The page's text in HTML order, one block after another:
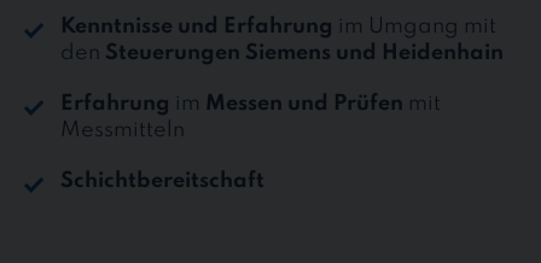
Kenntnisse und Erfahrung im Umgang mit
den Steuerungen Siemens und Heidenhain
Erfahrung im Messen und Prüfen mit
Messmitteln
Schichtbereitschaft